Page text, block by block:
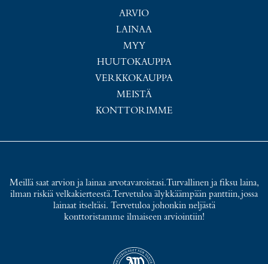
ARVIO
LAINAA
MYY
HUUTOKAUPPA
VERKKOKAUPPA
MEISTÄ
KONTTORIMME
Meillä saat arvion ja lainaa arvotavaroistasi. Turvallinen ja fiksu laina,
ilman riskiä velkakierteestä. Tervetuloa älykkäämpään panttiin, jossa
lainaat itseltäsi. Tervetuloa johonkin neljästä
konttoristamme ilmaiseen arviointiin!